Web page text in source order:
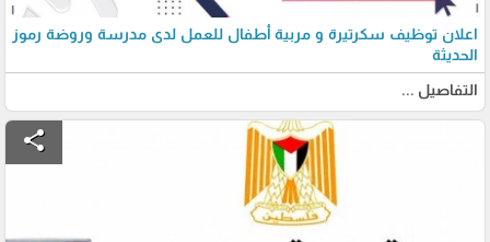
اعلان توظيف سكرتيرة و مربية أطفال للعمل لدى مدرسة وروضة رموز
الحديثة
التفاصيل ...
share